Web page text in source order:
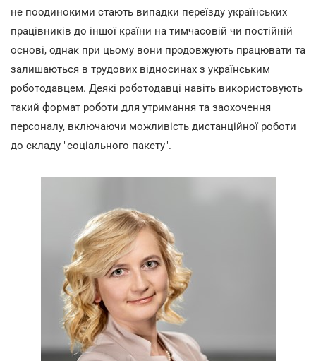
не поодинокими стають випадки переїзду українських
працівників до іншої країни на тимчасовій чи постійній
основі, однак при цьому вони продовжують працювати та
залишаються в трудових відносинах з українським
роботодавцем. Деякі роботодавці навіть використовують
такий формат роботи для утримання та заохочення
персоналу, включаючи можливість дистанційної роботи
до складу "соціального пакету".